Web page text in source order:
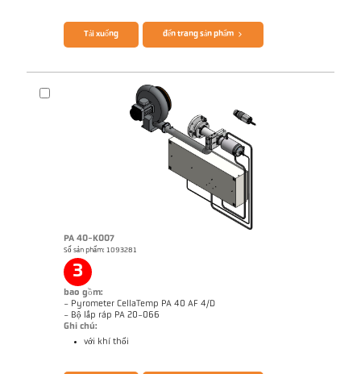
Tải xuống đến trang sản phẩm
PA 40-K007
Số sản phẩm: 1093281
3
bao gồm:
- Pyrometer CellaTemp PA 40 AF 4/D
- Bộ lắp ráp PA 20-066
Ghi chú:
với khí thổi